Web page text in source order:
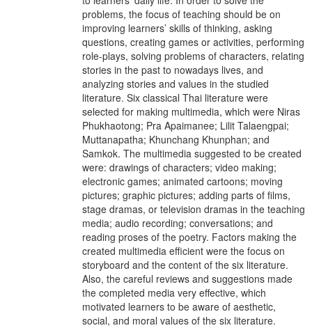
problems, the focus of teaching should be on
improving learners’ skills of thinking, asking
questions, creating games or activities, performing
role-plays, solving problems of characters, relating
stories in the past to nowadays lives, and
analyzing stories and values in the studied
literature. Six classical Thai literature were
selected for making multimedia, which were Niras
Phukhaotong; Pra Apaimanee; Lilit Talaengpai;
Muttanapatha; Khunchang Khunphan; and
Samkok. The multimedia suggested to be created
were: drawings of characters; video making;
electronic games; animated cartoons; moving
pictures; graphic pictures; adding parts of films,
stage dramas, or television dramas in the teaching
media; audio recording; conversations; and
reading proses of the poetry. Factors making the
created multimedia efficient were the focus on
storyboard and the content of the six literature.
Also, the careful reviews and suggestions made
the completed media very effective, which
motivated learners to be aware of aesthetic,
social, and moral values of the six literature.